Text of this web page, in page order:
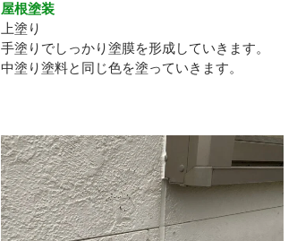
屋根塗装
上塗り
手塗りでしっかり塗膜を形成していきます。
中塗り塗料と同じ色を塗っていきます。